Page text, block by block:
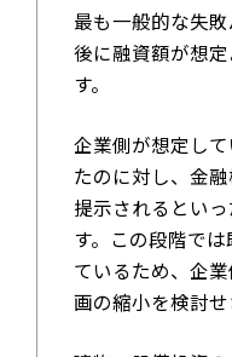
最も一般的な失
後に融資額が想
す。
企業側が想定し
たのに対し、金
提示されるとい
す。この段階で
ているため、企
画の縮小を検討せ